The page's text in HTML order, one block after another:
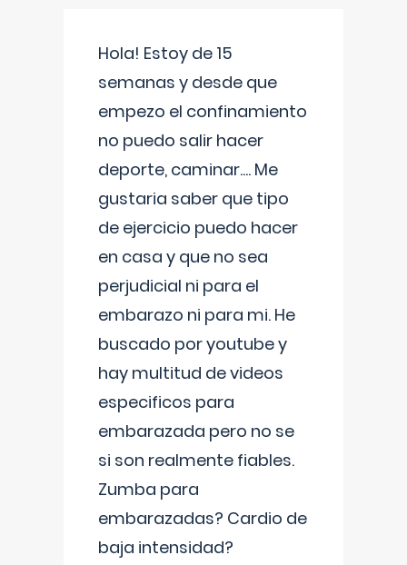
Hola! Estoy de 15
semanas y desde que
empezo el confinamiento
no puedo salir hacer
deporte, caminar.... Me
gustaria saber que tipo
de ejercicio puedo hacer
en casa y que no sea
perjudicial ni para el
embarazo ni para mi. He
buscado por youtube y
hay multitud de videos
especificos para
embarazada pero no se
si son realmente fiables.
Zumba para
embarazadas? Cardio de
baja intensidad?